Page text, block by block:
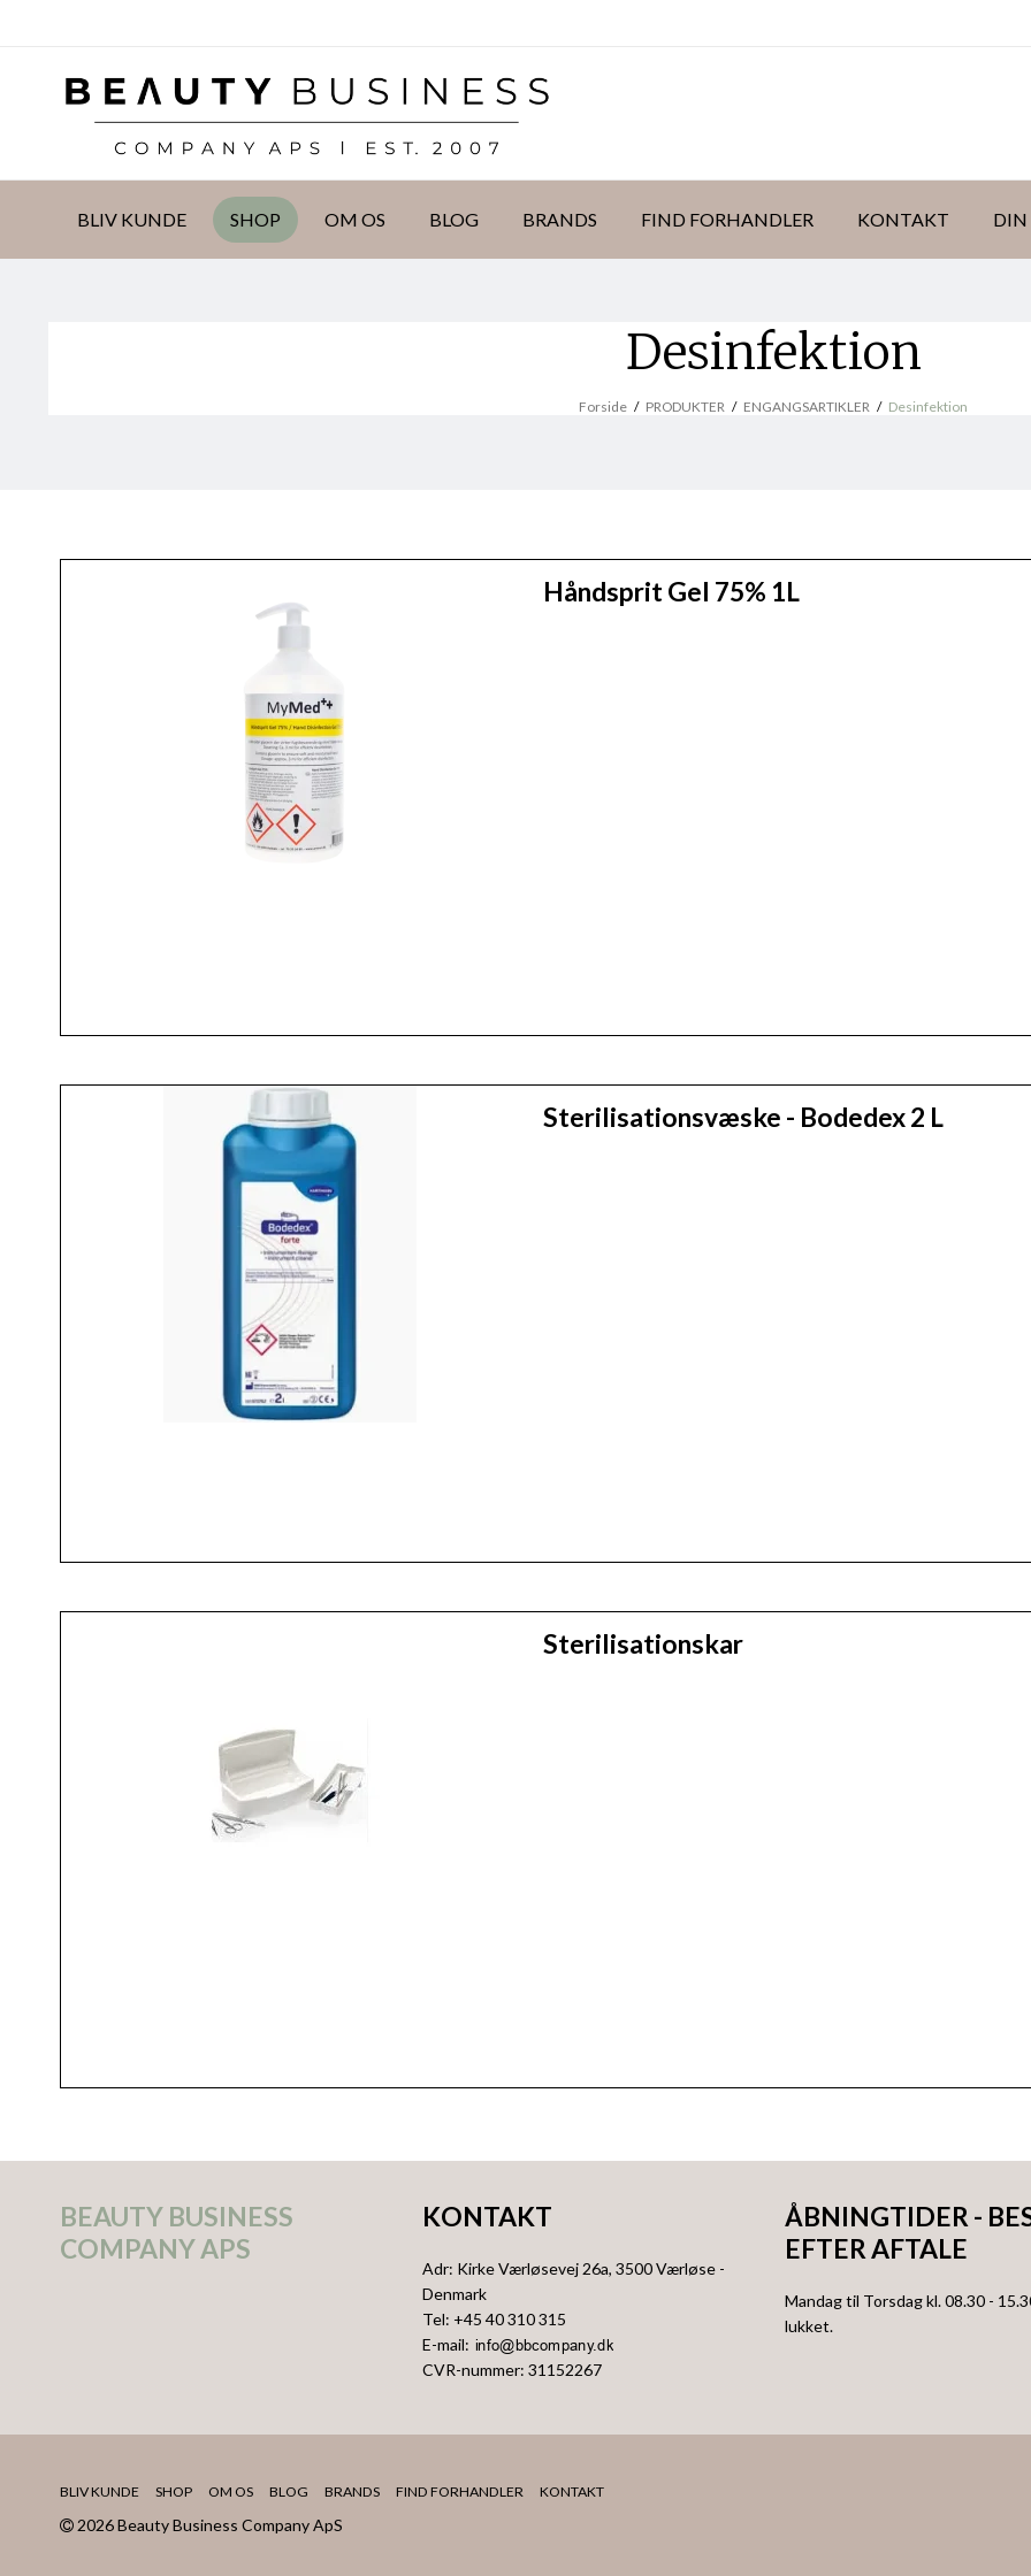
BLIV KUNDE SHOP OM OS BLOG BRANDS FIND FORHANDLER KONTAKT DIN
Desinfektion
Forside / PRODUKTER / ENGANGSARTIKLER / Desinfektion
Håndsprit Gel 75% 1L
Sterilisationsvæske - Bodedex 2 L
Sterilisationskar
BEAUTY BUSINESS
COMPANY APS
KONTAKT
Adr: Kirke Værløsevej 26a, 3500Værløse -
Denmark
Tel: +45 40 310 315
E-mail:
CVR-nummer: 31152267
ÅBNINGTIDER -
EFTER AFTALE
Mandag til Torsdag kl. 08.30 -
lukket.
BLIV KUNDE SHOP OM OS BLOG BRANDS FIND FORHANDLER KONTAKT
2026 Beauty Business Company ApS